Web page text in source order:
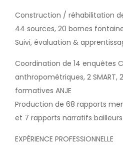
Construction / réhabilitation
44 sources, 20 bornes
Suivi, évaluation &
Coordination de 14 enquêtes
anthropométriques, 2 SMART,
formatives ANJE
Production de 68 rapports
et 7 rapports narratifs bailleurs
EXPÉRIENCE PROFESSIONNELLE